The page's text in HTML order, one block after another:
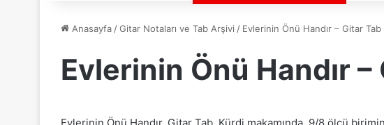
Anasayfa /Gitar Notaları ve Tab Arşivi / Evlerinin Önü Handır – Gitar Tab
Evlerinin Önü Handır –